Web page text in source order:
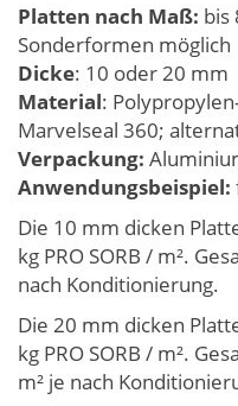
Platten nach Maß: bis
Sonderformen möglich
Dicke: 10 oder 20 mm
Material:
Marvelseal 360;
Verpackung:
Anwendungsbeispiel:
Die 10 mm dicken
kg PRO SORB / m².
nach Konditionierung.
Die 20 mm dicken
kg PRO SORB / m².
m² je nach